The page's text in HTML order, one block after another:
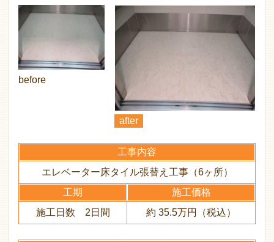
before
after
工事内容
エレベーター床タイル張替え工事（6ヶ所）
工期
施工価格
施工日数 2日間
約 35.5万円（税込）